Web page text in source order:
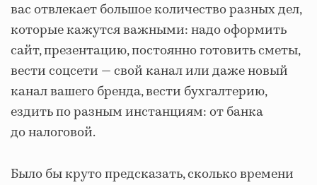
вас отвлекает большое количество разных дел,
которые кажутся важными: надо оформить
сайт, презентацию, постоянно готовить сметы,
вести соцсети — свой канал или даже новый
канал вашего бренда, вести бухгалтерию,
ездить по разным инстанциям: от банка
до налоговой.
Было бы круто предсказать, сколько времени